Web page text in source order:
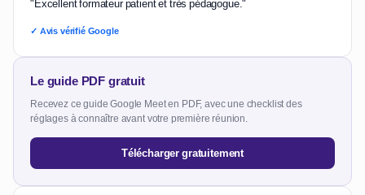
"Excellent formateur patient et très pédagogue."
✓ Avis vérifié Google
Le guide PDF gratuit
Recevez ce guide Google Meet en PDF, avec une checklist des
réglages à connaître avant votre première réunion.
Télécharger gratuitement